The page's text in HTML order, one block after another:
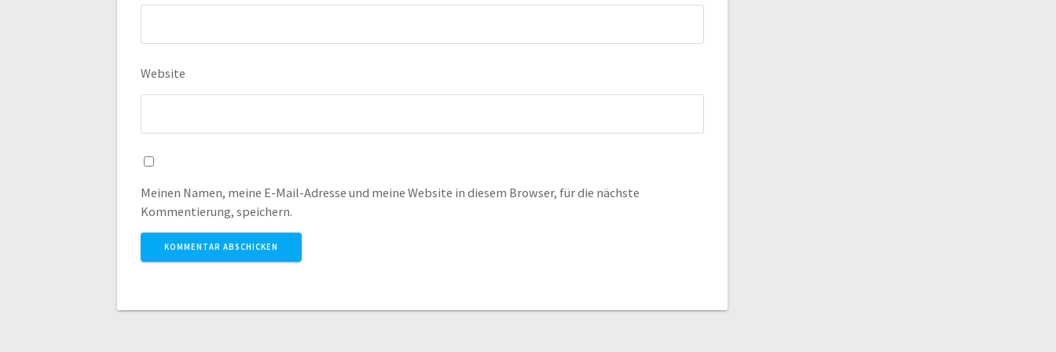
Website
Meinen Namen, meine E-Mail-Adresse und meine Website in diesem Browser, für die nächste
Kommentierung, speichern.